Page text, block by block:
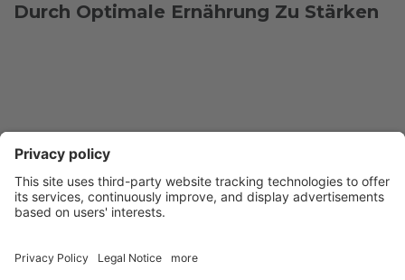
Durch Optimale Ernährung Zu Stärken